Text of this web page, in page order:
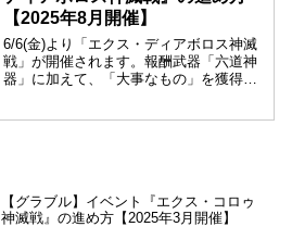
【2025年8月開催】
6/6(金)より「エクス・ディアボロス神滅
戦」が開催されます。報酬武器「六道神
器」に加えて、「大事なもの」を獲得・
【グラブル】イベント『エクス・コロゥ
神滅戦』の進め方【2025年3月開催】